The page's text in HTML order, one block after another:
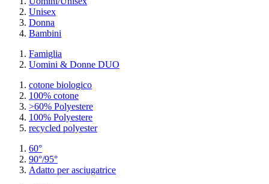
Unisex
Donna
Bambini
Famiglia
Uomini & Donne DUO
cotone biologico
100% cotone
>60% Polyestere
100% Polyestere
recycled polyester
60°
90°/95°
Adatto per asciugatrice